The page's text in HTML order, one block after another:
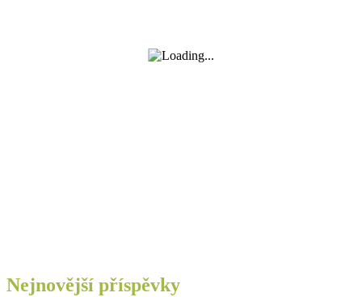
Nejnovější příspěvky